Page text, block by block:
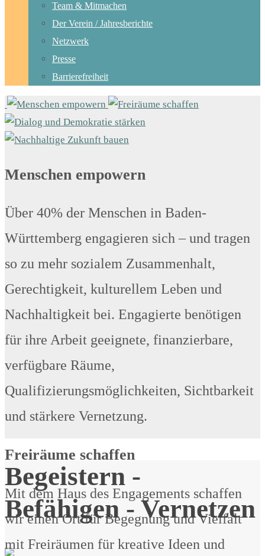
Team & Mitmachen
Der Verein / Jahresberichte
Netzwerk
Presse
Barrierefreiheit
Menschen empowern
Über 40% der Menschen in Baden-
Württemberg engagieren sich – und tragen
so zu mehr sozialem Zusammenhalt,
Gerechtigkeit, kulturellem Leben und
Nachhaltigkeit bei. Engagierte benötigen
für ihre Arbeit geeignete, finanzierbare,
verfügbare Räume,
Qualifizierungsmöglichkeiten, Sichtbarkeit
und stärkere Vernetzung.
Freiräume schaffen
Mit dem Haus des Engagements schaffen
wir einen Ort für Begegnung und Vielfalt
mit Freiräumen für kreative Ideen und
Begeistern -
Befähigen - Vernetzen